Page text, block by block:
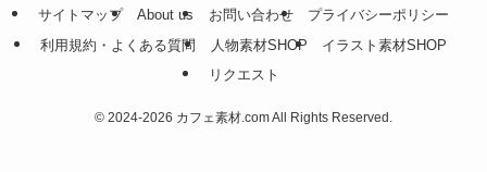
サイトマップ About us お問い合わせ
プライバシーポリシー
利用規約・よくある質問
人物素材SHOP
イラスト素材SHOP
リクエスト
© 2024-2026 カフェ素材.com All Rights Reserved.